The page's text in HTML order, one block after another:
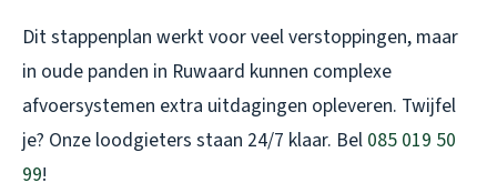
Dit stappenplan werkt voor veel verstoppingen, maar
in oude panden in Ruwaard kunnen complexe
afvoersystemen extra uitdagingen opleveren. Twijfel
je? Onze loodgieters staan 24/7 klaar. Bel 085 019 50
99!